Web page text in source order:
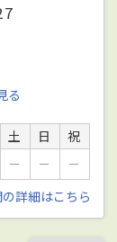
る
土 日
祝
－ －
－
詳細はこちら